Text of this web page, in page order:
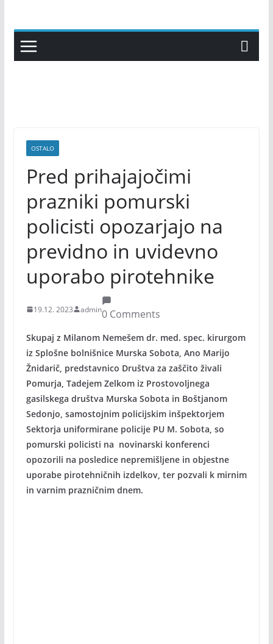
content
OSTALO
Pred prihajajočimi
prazniki pomurski
policisti opozarjajo na
previdno in uvidevno
uporabo pirotehnike
19.12. 2023 admin0 Comments
Skupaj z Milanom Nemešem dr. med. spec. kirurgom
iz Splošne bolnišnice Murska Sobota, Ano Marijo
Žnidarič, predstavnico Društva za zaščito živali
Pomurja, Tadejem Zelkom iz Prostovoljnega
gasilskega društva Murska Sobota in Boštjanom
Sedonjo, samostojnim policijskim inšpektorjem
Sektorja uniformirane policije PU M. Sobota, so
pomurski policisti na novinarski konferenci
opozorili na posledice nepremišljene in objestne
uporabe pirotehničnih izdelkov, ter pozvali k mirnim
in varnim prazničnim dnem.